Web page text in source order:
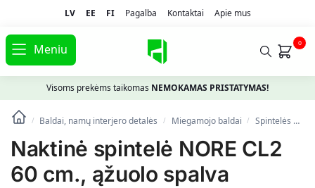
LV EE FI Pagalba Kontaktai Apie mus
Meniu 0
Visoms prekėms taikomas NEMOKAMAS PRISTATYMAS!
/ Baldai, namų interjero detalės / Miegamojo baldai / Spintelės prie lovos
Naktinė spintelė NORE CL2
60 cm., ąžuolo spalva